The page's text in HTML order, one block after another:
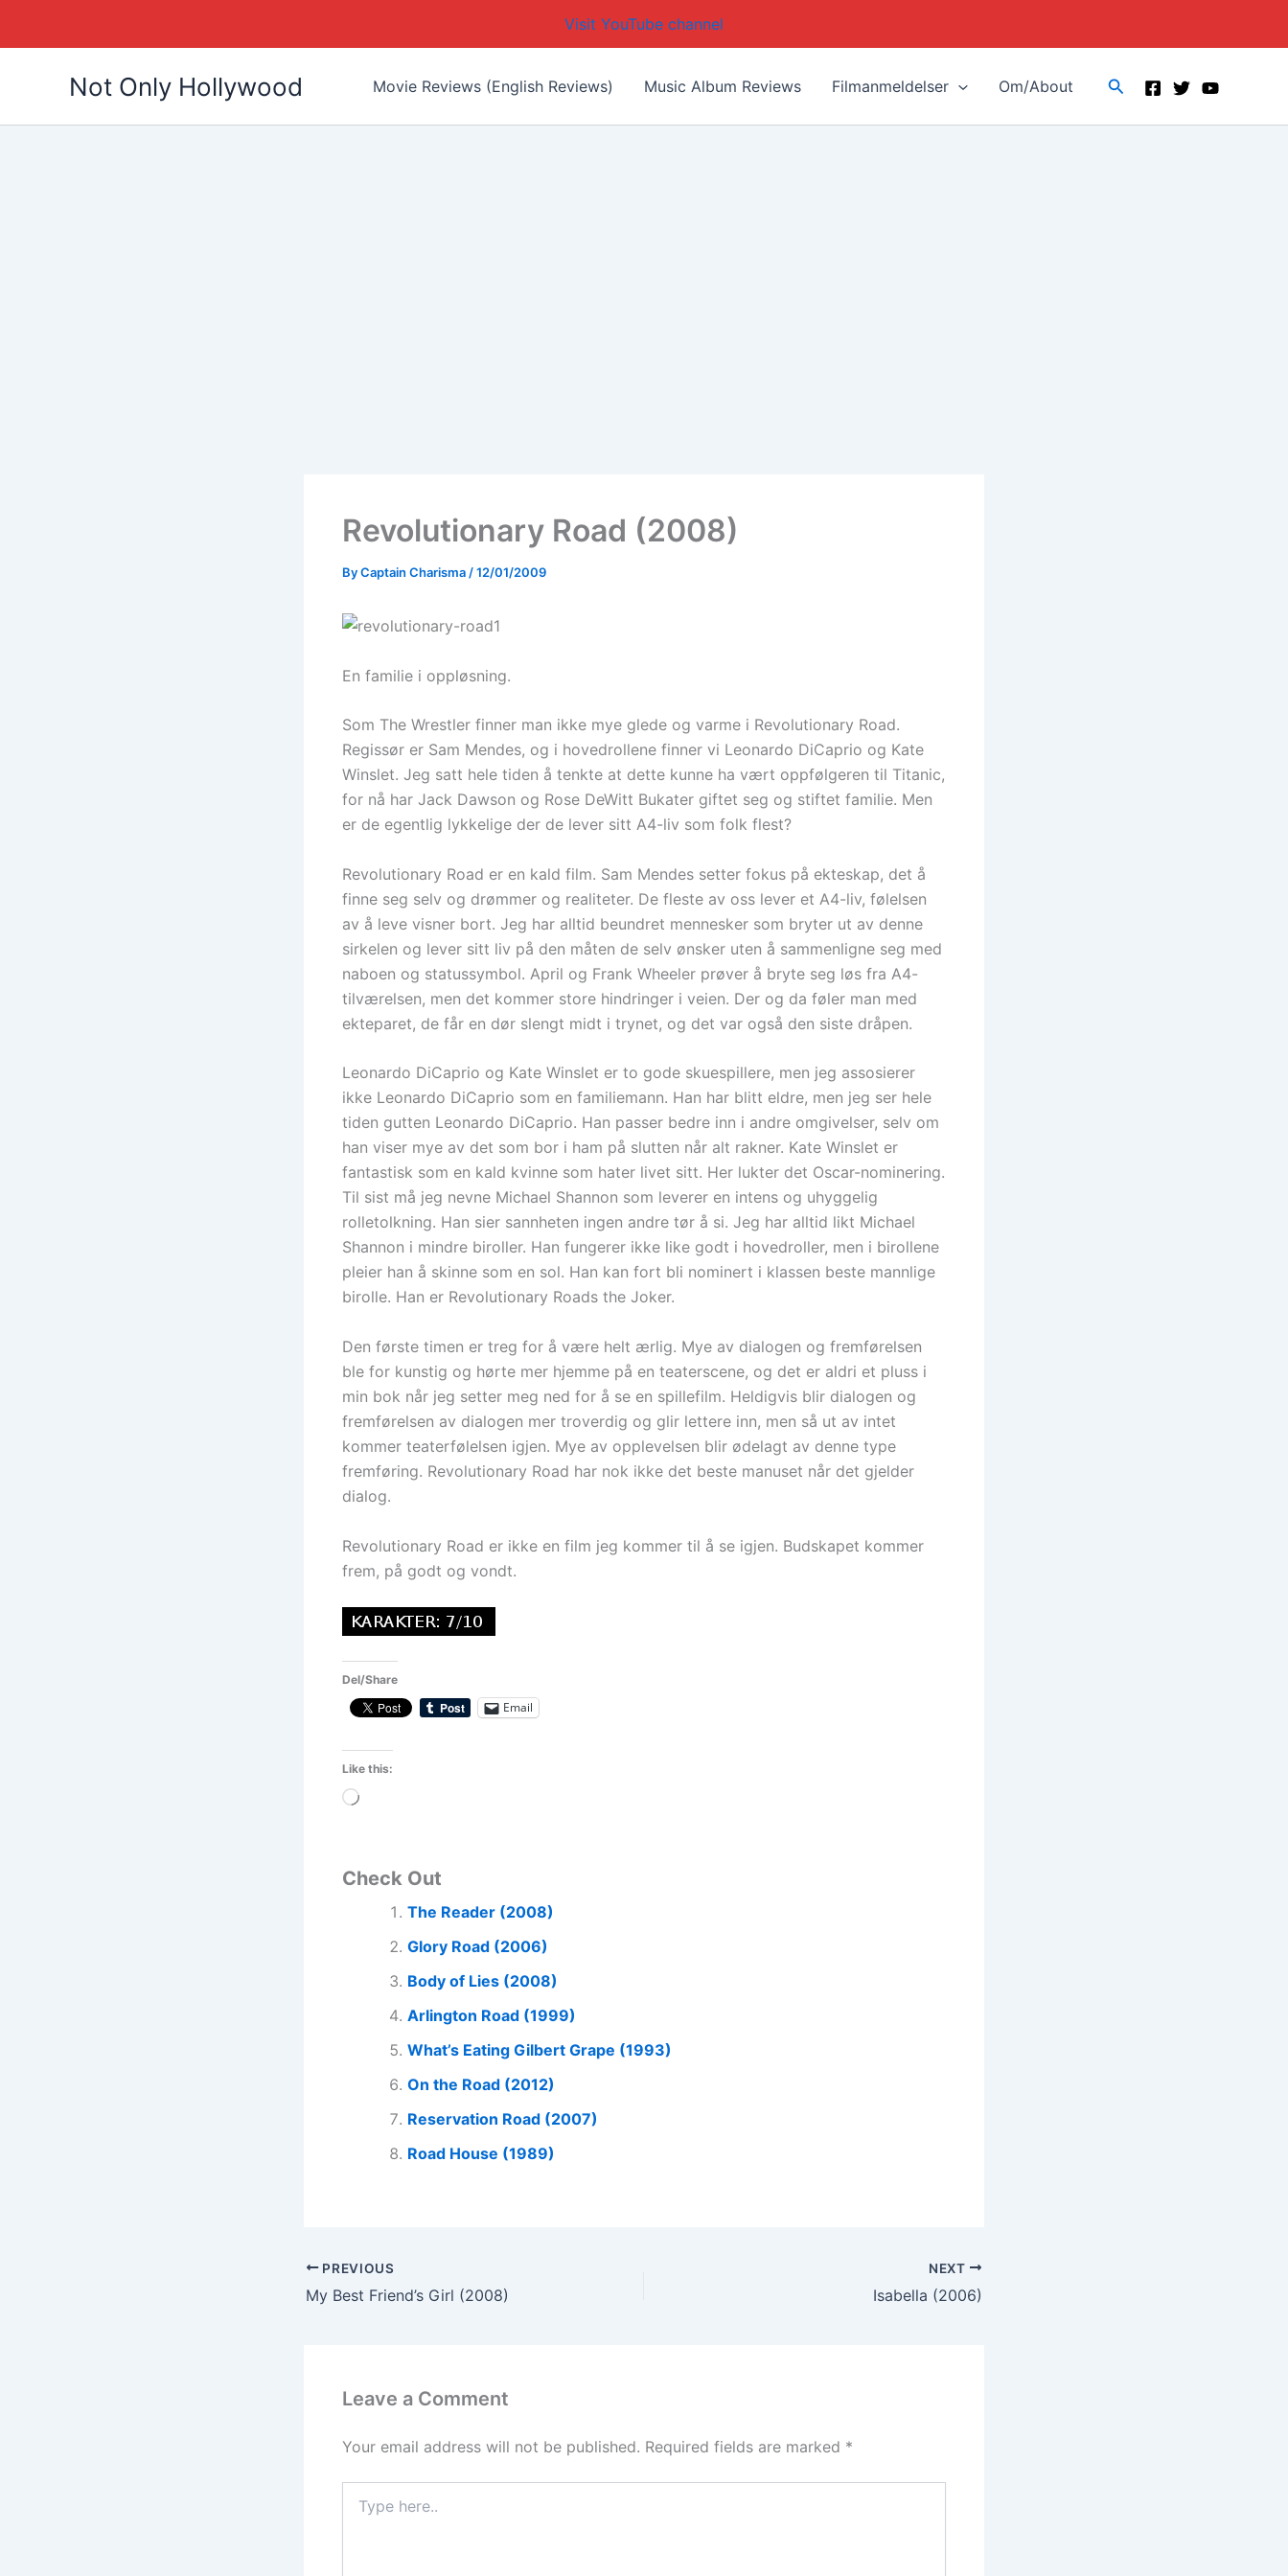
Visit YouTube channel
Not Only Hollywood Movie Reviews (English Reviews) Music Album Reviews Filmanmeldelser Om/About Search
Revolutionary Road (2008)
ByCaptain Charisma/12/01/2009
En familie i oppløsning.
Som The Wrestler finner man ikke mye glede og varme i Revolutionary Road.
Regissør er Sam Mendes, og i hovedrollene finner vi Leonardo DiCaprio og Kate
Winslet. Jeg satt hele tiden å tenkte at dette kunne ha vært oppfølgeren til Titanic,
for nå har Jack Dawson og Rose DeWitt Bukater giftet seg og stiftet familie. Men
er de egentlig lykkelige der de lever sitt A4-liv som folk flest?
Revolutionary Road er en kald film. Sam Mendes setter fokus på ekteskap, det å
finne seg selv og drømmer og realiteter. De fleste av oss lever et A4-liv, følelsen
av å leve visner bort. Jeg har alltid beundret mennesker som bryter ut av denne
sirkelen og lever sitt liv på den måten de selv ønsker uten å sammenligne seg med
naboen og statussymbol. April og Frank Wheeler prøver å bryte seg løs fra A4-
tilværelsen, men det kommer store hindringer i veien. Der og da føler man med
ekteparet, de får en dør slengt midt i trynet, og det var også den siste dråpen.
Leonardo DiCaprio og Kate Winslet er to gode skuespillere, men jeg assosierer
ikke Leonardo DiCaprio som en familiemann. Han har blitt eldre, men jeg ser hele
tiden gutten Leonardo DiCaprio. Han passer bedre inn i andre omgivelser, selv om
han viser mye av det som bor i ham på slutten når alt rakner. Kate Winslet er
fantastisk som en kald kvinne som hater livet sitt. Her lukter det Oscar-nominering.
Til sist må jeg nevne Michael Shannon som leverer en intens og uhyggelig
rolletolkning. Han sier sannheten ingen andre tør å si. Jeg har alltid likt Michael
Shannon i mindre biroller. Han fungerer ikke like godt i hovedroller, men i birollene
pleier han å skinne som en sol. Han kan fort bli nominert i klassen beste mannlige
birolle. Han er Revolutionary Roads the Joker.
Den første timen er treg for å være helt ærlig. Mye av dialogen og fremførelsen
ble for kunstig og hørte mer hjemme på en teaterscene, og det er aldri et pluss i
min bok når jeg setter meg ned for å se en spillefilm. Heldigvis blir dialogen og
fremførelsen av dialogen mer troverdig og glir lettere inn, men så ut av intet
kommer teaterfølelsen igjen. Mye av opplevelsen blir ødelagt av denne type
fremføring. Revolutionary Road har nok ikke det beste manuset når det gjelder
dialog.
Revolutionary Road er ikke en film jeg kommer til å se igjen. Budskapet kommer
frem, på godt og vondt.
Del/Share
Email
Like this:
Loading…
Check Out
The Reader (2008)
Glory Road (2006)
Body of Lies (2008)
Arlington Road (1999)
What’s Eating Gilbert Grape (1993)
On the Road (2012)
Reservation Road (2007)
Road House (1989)
PREVIOUS
My Best Friend’s Girl (2008)
NEXT
Isabella (2006)
Leave a Comment
Your email address will not be published. Required fields are marked *
here..